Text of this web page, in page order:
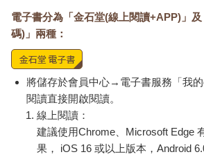
電子書分為「金石堂(線上閱讀+APP)」
碼)」兩種：
將儲存於會員中心→電子書服務「我
閱讀直接開啟閱讀。
線上閱讀：
建議使用Chrome、Microsoft Edge
果， iOS 16 或以上版本，Android